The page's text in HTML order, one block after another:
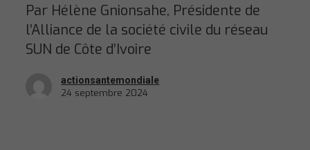
Par Hélène Gnionsahe, Présidente de
l’Alliance de la société civile du réseau
SUN de Côte d’Ivoire
actionsantemondiale
24 septembre 2024